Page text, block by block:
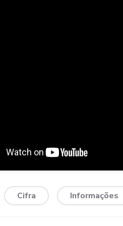
Cifra Informações